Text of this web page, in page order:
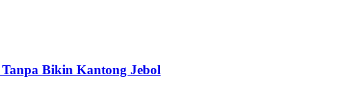
Bikin Kantong Jebol